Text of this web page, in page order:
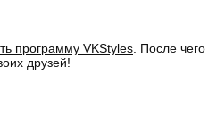
программу VKStyles . После
друзей!